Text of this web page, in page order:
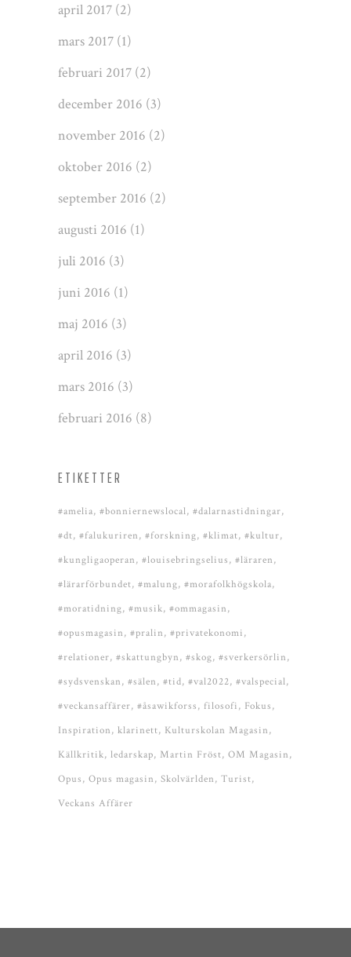
april 2017 (2)
mars 2017 (1)
februari 2017 (2)
december 2016 (3)
november 2016 (2)
oktober 2016 (2)
september 2016 (2)
augusti 2016 (1)
juli 2016 (3)
juni 2016 (1)
maj 2016 (3)
april 2016 (3)
mars 2016 (3)
februari 2016 (8)
ETIKETTER
#amelia #bonniernewslocal #dalarnastidningar
#dt #falukuriren #forskning #klimat #kultur
#kungligaoperan #louisebringselius #läraren
#lärarförbundet #malung #morafolkhögskola
#moratidning #musik #ommagasin
#opusmagasin #pralin #privatekonomi
#relationer #skattungbyn #skog #sverkersörlin
#sydsvenskan #sälen #tid #val2022 #valspecial
#veckansaffärer #åsawikforss filosofi
Fokus
Inspiration klarinett Kulturskolan Magasin
Källkritik ledarskap Martin Fröst OM Magasin
Opus Opus magasin Skolvärlden Turist
Veckans Affärer